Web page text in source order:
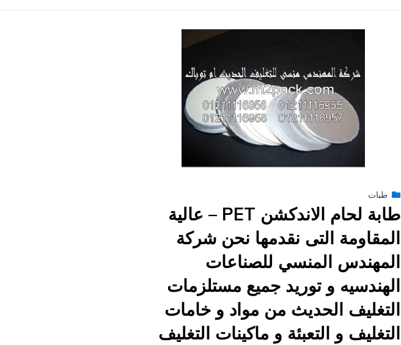
engmansyPosted
on
فبراير 9, 2015
طبات
طابة لحام الاندكشن PET – عالية
المقاومة التى نقدمها نحن شركة
المهندس المنسي للصناعات
الهندسيه و توريد جميع مستلزمات
التغليف الحديث من مواد و خامات
التغليف و التعبئة و ماكينات التغليف